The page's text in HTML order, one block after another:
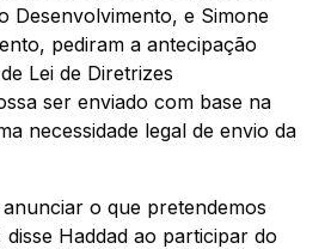
Desenvolvimento, e Simone
pediram a antecipação
Lei de Diretrizes
ser enviado com base na
necessidade legal de envio da
o que pretendemos
disse Haddad ao participar do